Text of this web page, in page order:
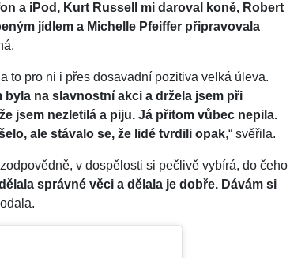
a iPod, Kurt Russell mi daroval koně, Robert
jídlem a Michelle Pfeiffer připravovala
to pro ni i přes dosavadní pozitiva velká úleva.
na slavnostní akci a držela jsem při
jsem nezletilá a piju. Já přitom vůbec nepila.
ale stávalo se, že lidé tvrdili opak,“ svěřila.
v dospělosti si pečlivě vybírá, do čeho
správné věci a dělala je dobře. Dávám si